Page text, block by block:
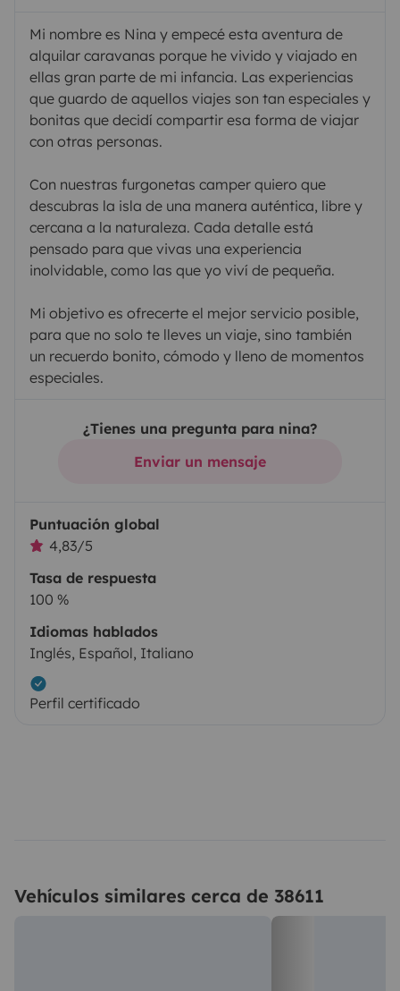
Mi nombre es Nina y empecé esta aventura de
alquilar caravanas porque he vivido y viajado en
ellas gran parte de mi infancia. Las experiencias
que guardo de aquellos viajes son tan especiales y
bonitas que decidí compartir esa forma de viajar
con otras personas.
Con nuestras furgonetas camper quiero que
descubras la isla de una manera auténtica, libre y
cercana a la naturaleza. Cada detalle está
pensado para que vivas una experiencia
inolvidable, como las que yo viví de pequeña.
Mi objetivo es ofrecerte el mejor servicio posible,
para que no solo te lleves un viaje, sino también
un recuerdo bonito, cómodo y lleno de momentos
especiales.
¿Tienes una pregunta para nina?
Enviar un mensaje
Puntuación global
4,83/5
Tasa de respuesta
100 %
Idiomas hablados
Inglés, Español, Italiano
Perfil certificado
Vehículos similares cerca de 38611